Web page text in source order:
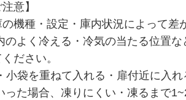
意】
機種・設定・庫内状況によって差
のよく冷える・冷気の当たる位置な
ださい。
小袋を重ねて入れる・扉付近に入
った場合、凍りにくい・凍るまで